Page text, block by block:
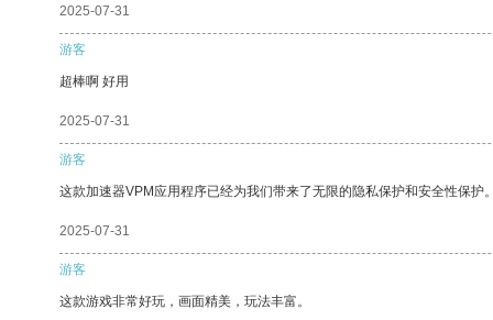
2025-07-31
游客
超棒啊 好用
2025-07-31
游客
这款加速器VPM应用程序已经为我们带来了无限的隐私保护和安全性保护
2025-07-31
游客
这款游戏非常好玩，画面精美，玩法丰富。